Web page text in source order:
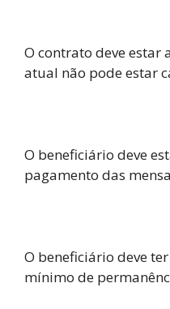
O contrato deve estar
atual não pode estar
O beneficiário deve
pagamento das
O beneficiário deve
mínimo de